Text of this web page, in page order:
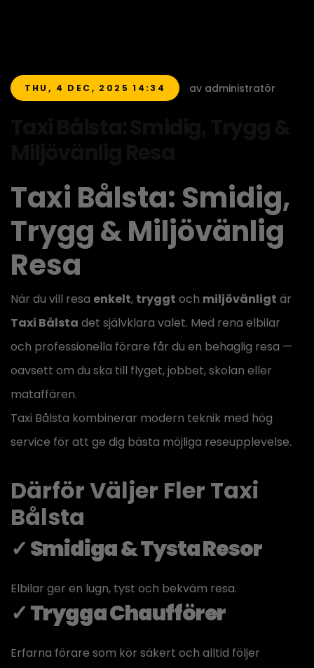
THU, 4 DEC, 2025 14:34 av administratör
Taxi Bålsta: Smidig,
Trygg & Miljövänlig
Resa
När du vill resa enkelt, tryggt och miljövänligt är
Taxi Bålsta det självklara valet. Med rena elbilar
och professionella förare får du en behaglig resa —
oavsett om du ska till flyget, jobbet, skolan eller
mataffären.
Taxi Bålsta kombinerar modern teknik med hög
service för att ge dig bästa möjliga reseupplevelse.
Därför Väljer Fler Taxi
Bålsta
✓ Smidiga & Tysta Resor
Elbilar ger en lugn, tyst och bekväm resa.
✓ Trygga Chaufförer
Erfarna förare som kör säkert och alltid följer